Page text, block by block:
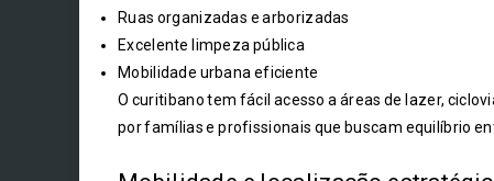
Ruas organizadas e arborizadas
Excelente limpeza pública
Mobilidade urbana eficiente
O curitibano tem fácil acesso a áreas de lazer,
por famílias e profissionais que buscam equilíbrio